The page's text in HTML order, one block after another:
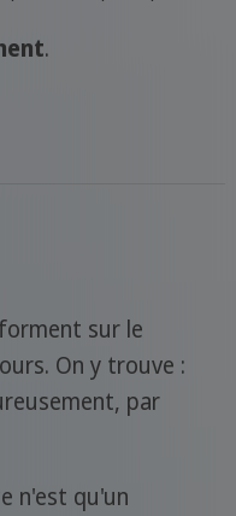
.
sur le
On y trouve :
par
n'est qu'un